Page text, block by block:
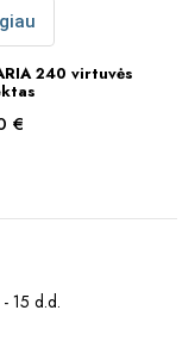
240 virtuvės
€
15 d.d.